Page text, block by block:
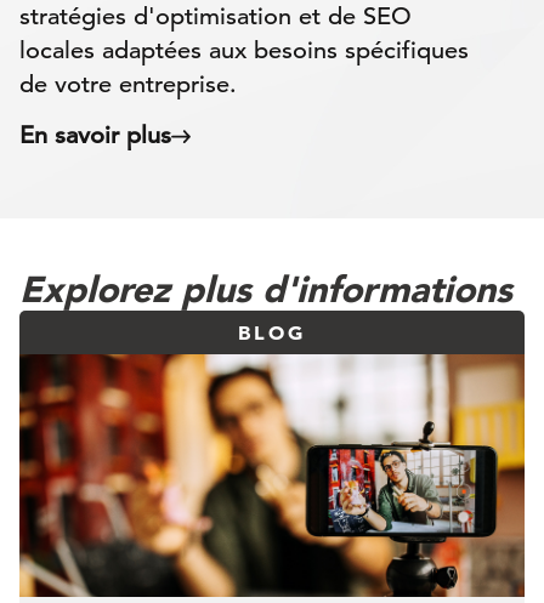
stratégies d'optimisation et de SEO
locales adaptées aux besoins spécifiques
de votre entreprise.
En savoir plus
Explorez plus d'informations
BLOG